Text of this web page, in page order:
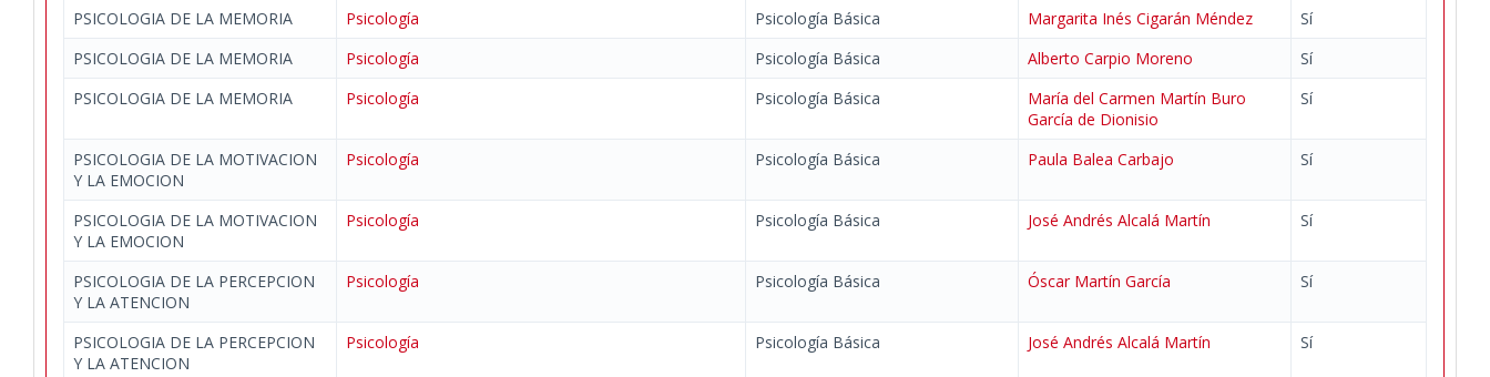
PSICOLOGIA DE LA MEMORIA Psicología Psicología Básica Margarita Inés Cigarán Méndez
Sí
PSICOLOGIA DE LA MEMORIA
Psicología Psicología Básica Alberto Carpio Moreno
Sí
PSICOLOGIA DE LA MEMORIA
Psicología Psicología Básica
María del Carmen Martín Buro
García de Dionisio
Sí
PSICOLOGIA DE LA MOTIVACION
Y LA EMOCION
Psicología Psicología Básica Paula Balea Carbajo Sí
PSICOLOGIA DE LA MOTIVACION
Y LA EMOCION
Psicología Psicología Básica José Andrés Alcalá Martín Sí
PSICOLOGIA DE LA PERCEPCION
Y LA ATENCION
Psicología Psicología Básica Óscar Martín García Sí
PSICOLOGIA DE LA PERCEPCION
Y LA ATENCION
Psicología Psicología Básica José Andrés Alcalá Martín Sí